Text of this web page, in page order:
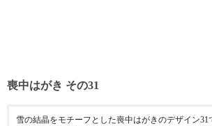
喪中はがき その31
雪の結晶をモチーフとした喪中はがきのデザイン